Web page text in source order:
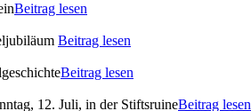
Beitrag lesen
Beitrag lesen
Beitrag lesen
12. Juli, in der StiftsruineBeitrag lesen